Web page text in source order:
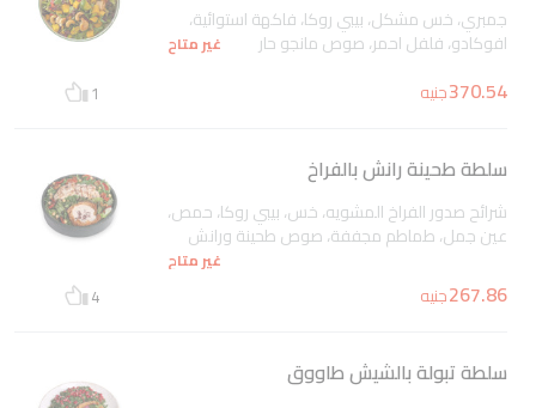
جمبري، خس مشكل، بيبي روكا، فاكهة استوائية،
افوكادو، فلفل احمر، صوص مانجو حار غير متاح
370.54جنيه 1
سلطة طحينة رانش بالفراخ
شرائح صدور الفراخ المشويه، خس، بيبي روكا، حمص،
عين جمل، طماطم مجففة، صوص طحينة ورانش
غير متاح
267.86جنيه 4
سلطة تبولة بالشيش طاووق